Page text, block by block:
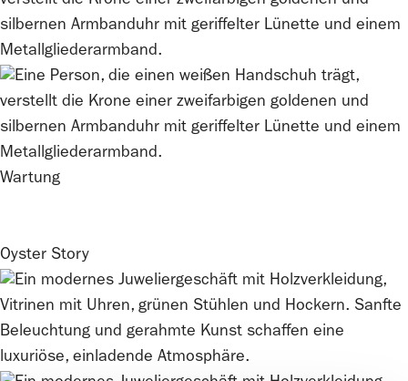
Wartung
Oyster Story